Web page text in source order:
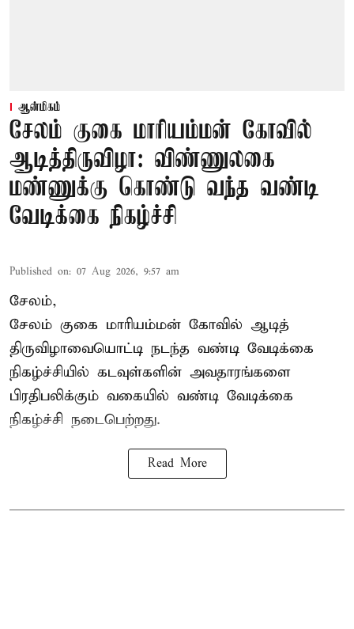
ஆன்மிகம்
சேலம் குகை மாரியம்மன் கோவில்
ஆடித்திருவிழா: விண்ணுலகை
மண்ணுக்கு கொண்டு வந்த வண்டி
வேடிக்கை நிகழ்ச்சி
Published on: 07 Aug 2026, 9:57 am
சேலம்,
சேலம் குகை மாரியம்மன் கோவில் ஆடித்
திருவிழாவையொட்டி நடந்த வண்டி வேடிக்கை
நிகழ்ச்சியில் கடவுள்களின் அவதாரங்களை
பிரதிபலிக்கும் வகையில் வண்டி வேடிக்கை
நிகழ்ச்சி நடைபெற்றது.
Read More